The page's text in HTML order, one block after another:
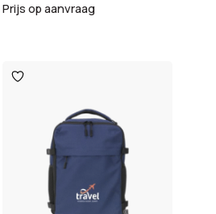
Prijs op aanvraag
Toevoegen
aan